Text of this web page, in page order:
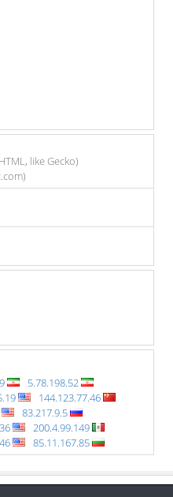
like Gecko)
5.78.198.52
144.123.77.46
83.217.9.5
200.4.99.149
85.11.167.85